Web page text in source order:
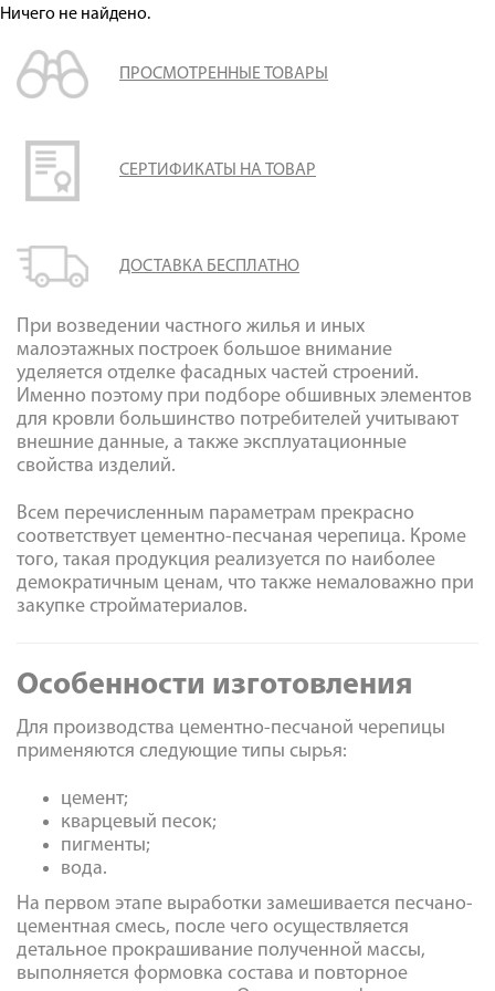
Оплата
Доставка
Сотрудничество
Контакты
Ничего не найдено.
ПРОСМОТРЕННЫЕ ТОВАРЫ
СЕРТИФИКАТЫ НА ТОВАР
ДОСТАВКА БЕСПЛАТНО
При возведении частного жилья и иных
малоэтажных построек большое внимание
уделяется отделке фасадных частей строений.
Именно поэтому при подборе обшивных элементов
для кровли большинство потребителей учитывают
внешние данные, а также эксплуатационные
свойства изделий.
Всем перечисленным параметрам прекрасно
соответствует цементно-песчаная черепица. Кроме
того, такая продукция реализуется по наиболее
демократичным ценам, что также немаловажно при
закупке стройматериалов.
Особенности изготовления
Для производства цементно-песчаной черепицы
применяются следующие типы сырья:
цемент;
кварцевый песок;
пигменты;
вода.
На первом этапе выработки замешивается песчано-
цементная смесь, после чего осуществляется
детальное прокрашивание полученной массы,
выполняется формовка состава и повторное